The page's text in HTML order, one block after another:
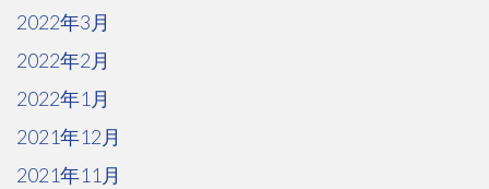
2022年3月
2022年2月
2022年1月
2021年12月
2021年11月